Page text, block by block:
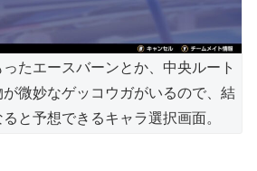
ったエースバーンとか、中央ルート
微妙なゲッコウガがいるので、結
と予想できるキャラ選択画面。